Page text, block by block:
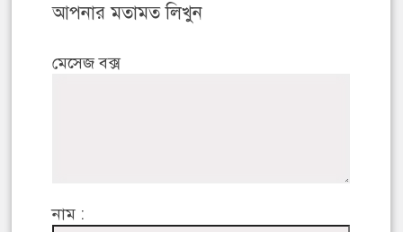
আপনার মতামত লিখুন
মেসেজ বক্স
নাম :